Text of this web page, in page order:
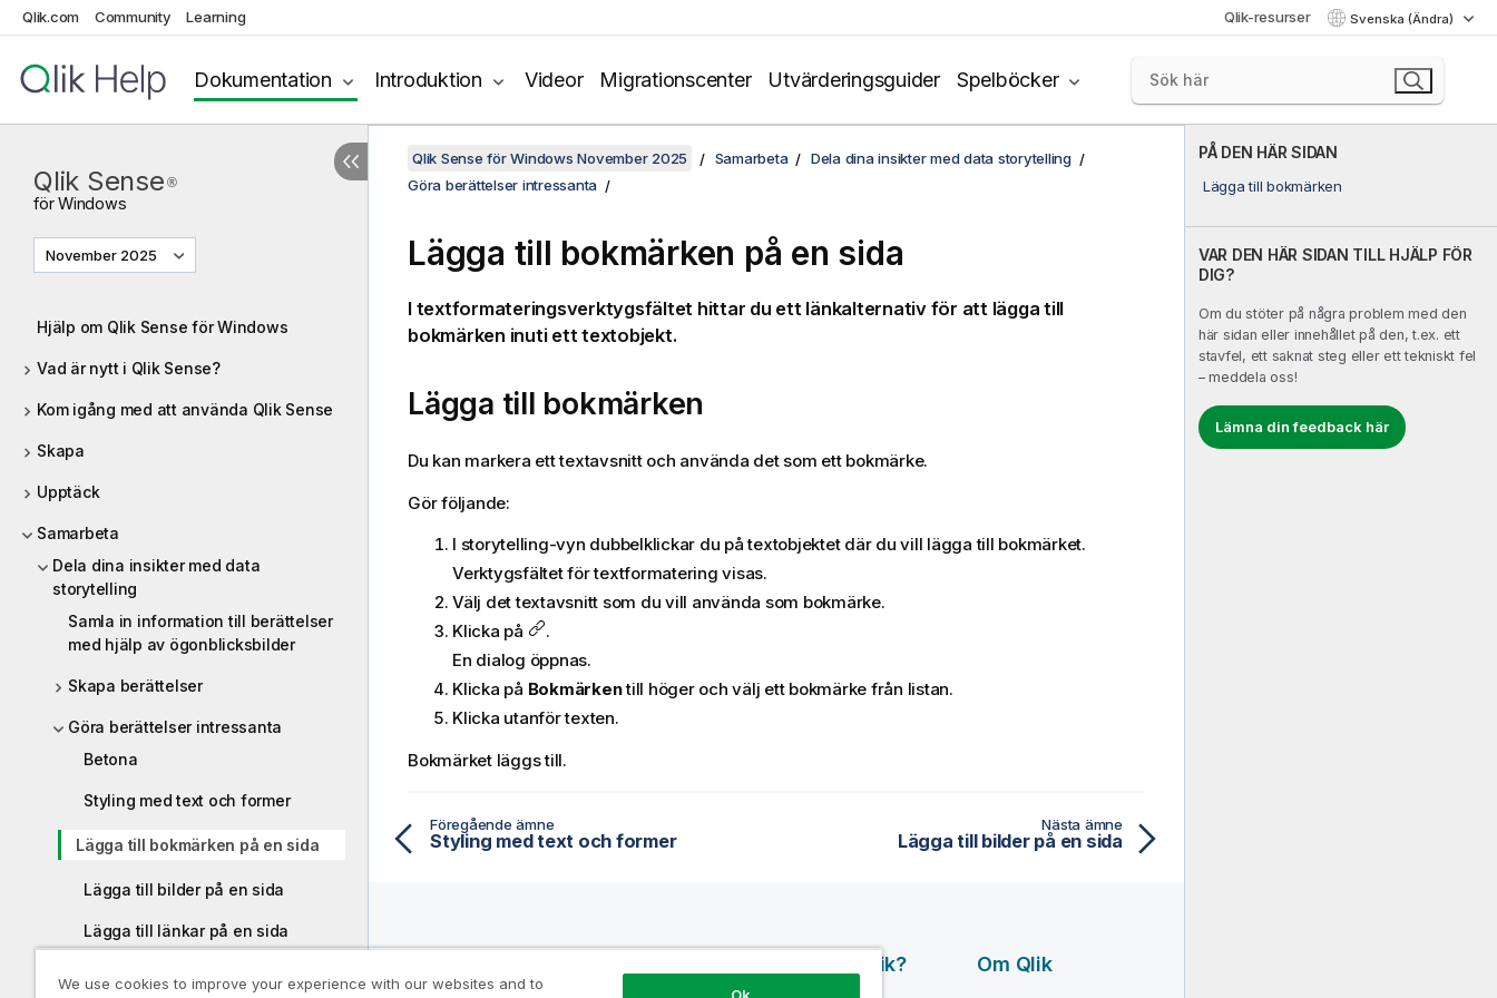
Qlik.com Community Learning Qlik-resurser Svenska (Ändra)
Dokumentation Introduktion Videor Migrationscenter Utvärderingsguider Spelböcker
Qlik Sense ®
förWindows
November 2025
Hjälp om Qlik Sense för Windows
Vad är nytt i Qlik Sense?
Kom igång med att använda Qlik Sense
Skapa
Upptäck
Samarbeta
Dela dina insikter med data
storytelling
Samla in information till berättelser
med hjälp av ögonblicksbilder
Skapa berättelser
Göra berättelser intressanta
Betona
Styling med text och former
Lägga till bokmärken på en sida
Lägga till bilder på en sida
Lägga till länkar på en sida
PÅ DEN HÄR SIDAN
Lägga till bokmärken
VAR DEN HÄR SIDAN TILL HJÄLP FÖR
DIG?
Om du stöter på några problem med den
här sidan eller innehållet på den, t.ex. ett
stavfel, ett saknat steg eller ett tekniskt fel
– meddela oss!
Lämna din feedback här
Qlik Sense för Windows November 2025 Samarbeta
Dela dina insikter med data storytelling
Göra berättelser intressanta
Lägga till bokmärken på en sida
I textformateringsverktygsfältet hittar du ett länkalternativ för att lägga till
bokmärken inuti ett textobjekt.
Lägga till bokmärken
Du kan markera ett textavsnitt och använda det som ett bokmärke.
Gör följande:
I storytelling-vyn dubbelklickar du på textobjektet där du vill lägga till bokmärket.
Verktygsfältet för textformatering visas.
Välj det textavsnitt som du vill använda som bokmärke.
Klicka på
.
En dialog öppnas.
Klicka på Bokmärkentill höger och välj ett bokmärke från listan.
Klicka utanför texten.
Bokmärket läggs till.
Föregående ämne
Styling med text och former
Nästa ämne
Lägga till bilder på en sida
Varför Qlik? Om Qlik
We use cookies to improve your experience with our websites and to